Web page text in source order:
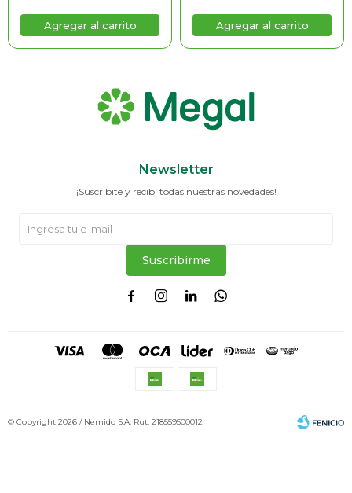
Newsletter
¡Suscribite y recibí todas nuestras novedades!
Suscribirme
   
© Copyright 2026 / Nemido S.A. Rut: 218559500012